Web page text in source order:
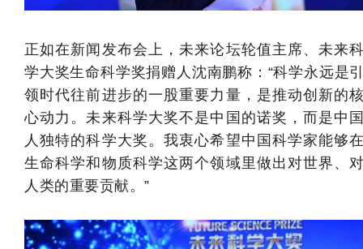
正如在新闻发布会上，未来论坛轮值主席、未来
学大奖生命科学奖捐赠人沈南鹏称：“科学永远是
领时代往前进步的一股重要力量，是推动创新的
心动力。未来科学大奖不是中国的诺奖，而是中
人独特的科学大奖。我衷心希望中国科学家能够
生命科学和物质科学这两个领域里做出对世界、
人类的重要贡献。”